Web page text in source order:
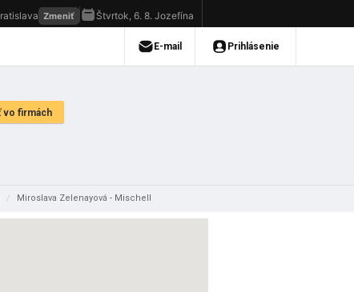
/ Miroslava Zelenayová - Mischell